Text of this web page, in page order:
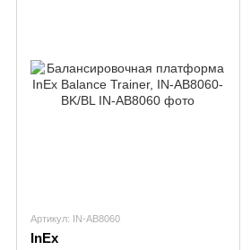
Артикул: IN-AB8060
InEx